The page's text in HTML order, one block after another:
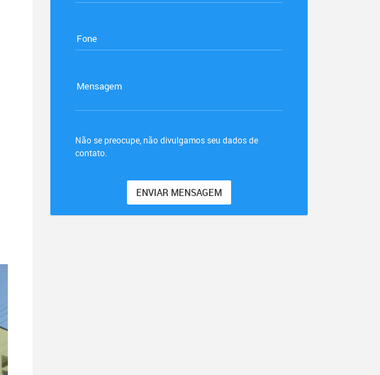
Fone
Mensagem
Não se preocupe, não divulgamos seu dados de
contato.
ENVIAR MENSAGEM